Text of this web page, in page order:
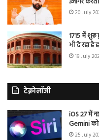
20 July
1715 में शुरू
भी दे रहा है
19 July
टेक्नोलॉजी
iOS 27 में
Gemini
25 July